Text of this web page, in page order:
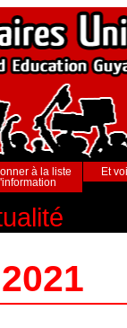
à la liste
Et